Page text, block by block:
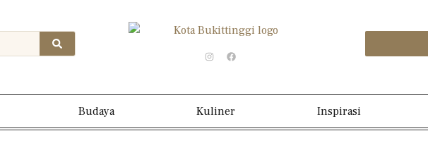
Budaya Kuliner Inspirasi